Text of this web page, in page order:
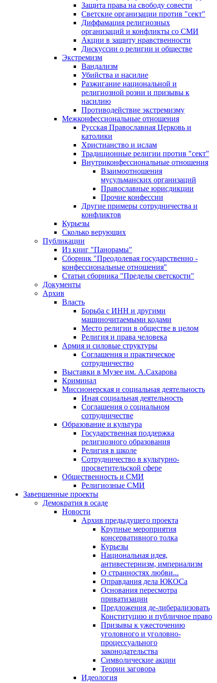
Защита права на свободу совести
Светские организации против "сект"
Диффамация религиозных
организаций и конфликты со СМИ
Акции в защиту нравственности
Дискуссии о религии и обществе
Экстремизм
Вандализм
Убийства и насилие
Разжигание национальной и
религиозной розни и призывы к
насилию
Противодействие экстремизму
Межконфессиональные отношения
Русская Православная Церковь и
католики
Христианство и ислам
Традиционные религии против "сект"
Внутриконфессиональные отношения
Взаимоотношения
мусульманских организаций
Православные юрисдикции
Прочие конфессии
Другие примеры сотрудничества и
конфликтов
Курьезы
Сколько верующих
Публикации
Из книг "Панорамы"
Сборник "Преодолевая государственно -
конфессиональные отношения"
Статьи сборника "Пределы светскости"
Документы
Архив
Власть
Борьба с ИНН и другими
машиночитаемыми кодами
Место религии в обществе в целом
Религия и права человека
Армия и силовые структуры
Соглашения и практическое
сотрудничество
Выставки в Музее им. А.Сахарова
Криминал
Миссионерская и социальная деятельность
Иная социальная деятельность
Соглашения о социальном
сотрудничестве
Образование и культура
Государственная поддержка
религиозного образования
Религия в школе
Сотрудничество в культурно-
просветительской сфере
Общественность и СМИ
Религиозные СМИ
Завершенные проекты
Демократия в осаде
Новости
Архив предыдущего проекта
Крупные мероприятия
консервативного толка
Курьезы
Национальная идея,
антивестернизм, империализм
О странностях любви...
Оправдания дела ЮКОСа
Основания пересмотра
приватизации
Предложения де-либерализовать
Конституцию и публичное право
Призывы к ужесточению
уголовного и уголовно-
процессуального
законодательства
Символические акции
Теории заговора
Идеология